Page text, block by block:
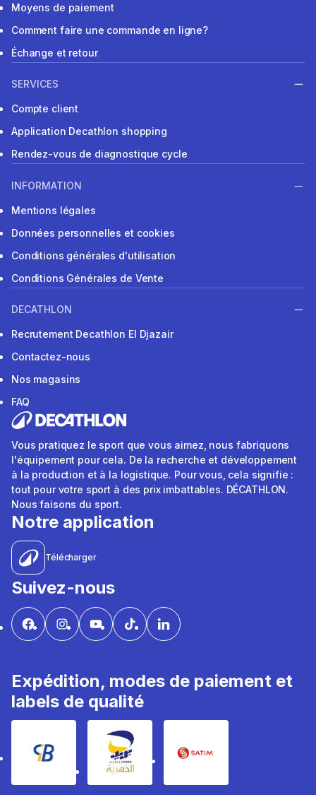
Moyens de paiement
Comment faire une commande en ligne?
Échange et retour
SERVICES
Compte client
Application Decathlon shopping
Rendez-vous de diagnostique cycle
INFORMATION
Mentions légales
Données personnelles et cookies
Conditions générales d'utilisation
Conditions Générales de Vente
DECATHLON
Recrutement Decathlon El Djazair
Contactez-nous
Nos magasins
FAQ
Vous pratiquez le sport que vous aimez, nous fabriquons
l'équipement pour cela. De la recherche et développement
à la production et à la logistique. Pour vous, cela signifie :
tout pour votre sport à des prix imbattables. DÉCATHLON.
Nous faisons du sport.
Notre application
Télécharger
Suivez-nous
Expédition, modes de paiement et
labels de qualité